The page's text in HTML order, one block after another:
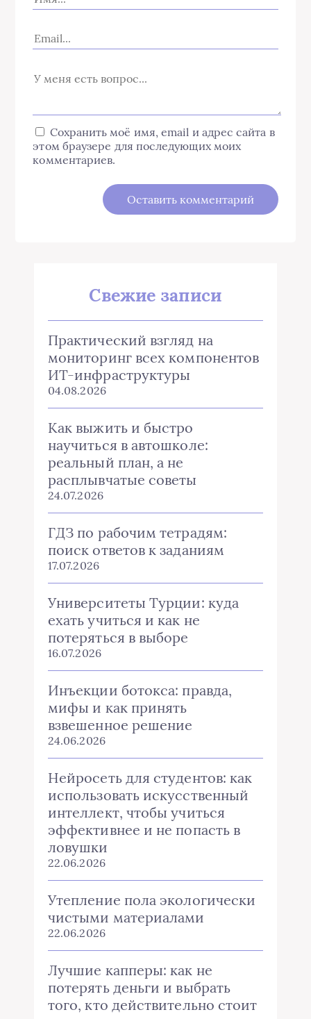
Сохранить моё имя, email и адрес сайта в
этом браузере для последующих моих
комментариев.
Свежие записи
Практический взгляд на
мониторинг всех компонентов
ИТ-инфраструктуры
04.08.2026
Как выжить и быстро
научиться в автошколе:
реальный план, а не
расплывчатые советы
24.07.2026
ГДЗ по рабочим тетрадям:
поиск ответов к заданиям
17.07.2026
Университеты Турции: куда
ехать учиться и как не
потеряться в выборе
16.07.2026
Инъекции ботокса: правда,
мифы и как принять
взвешенное решение
24.06.2026
Нейросеть для студентов: как
использовать искусственный
интеллект, чтобы учиться
эффективнее и не попасть в
ловушки
22.06.2026
Утепление пола экологически
чистыми материалами
22.06.2026
Лучшие капперы: как не
потерять деньги и выбрать
того, кто действительно стоит